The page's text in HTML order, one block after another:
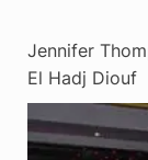
Jennifer
El Hadj Diouf